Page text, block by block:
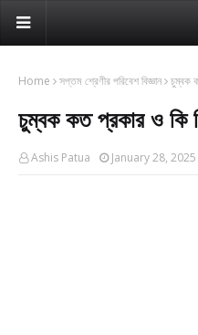
Home সপ্তম শ্রেণীর পরিবেশ বিজ্ঞান চুম্বক
চুম্বক কত প্রকার ও কি
Ashis Patua January 28, 2025